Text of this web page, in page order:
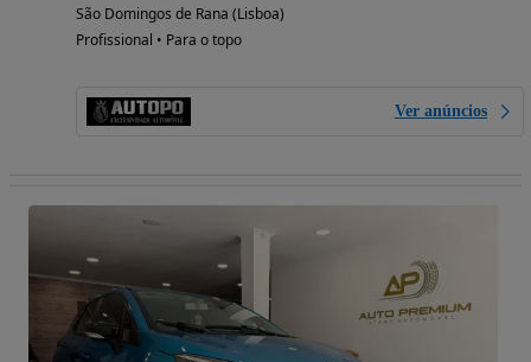
São Domingos de Rana (Lisboa)
Profissional • Para o topo
Ver anúncios